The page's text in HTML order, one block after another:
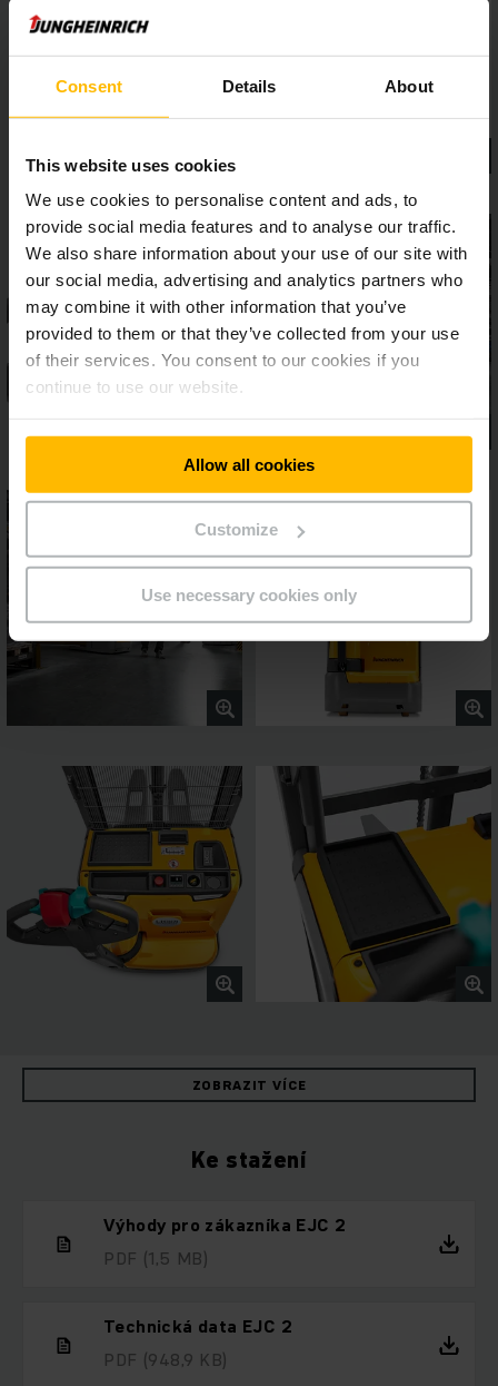
Consent Details About
This website uses cookies
We use cookies to personalise content and ads, to
provide social media features and to analyse our traffic.
We also share information about your use of our site with
our social media, advertising and analytics partners who
may combine it with other information that you’ve
provided to them or that they’ve collected from your use
of their services. You consent to our cookies if you
continue to use our website.
Allow all cookies
Customize
Use necessary cookies only
ZOBRAZIT VÍCE
Ke stažení
Výhody pro zákazníka EJC 2
PDF (1,5 MB)
Technická data EJC 2
PDF (948,9 KB)